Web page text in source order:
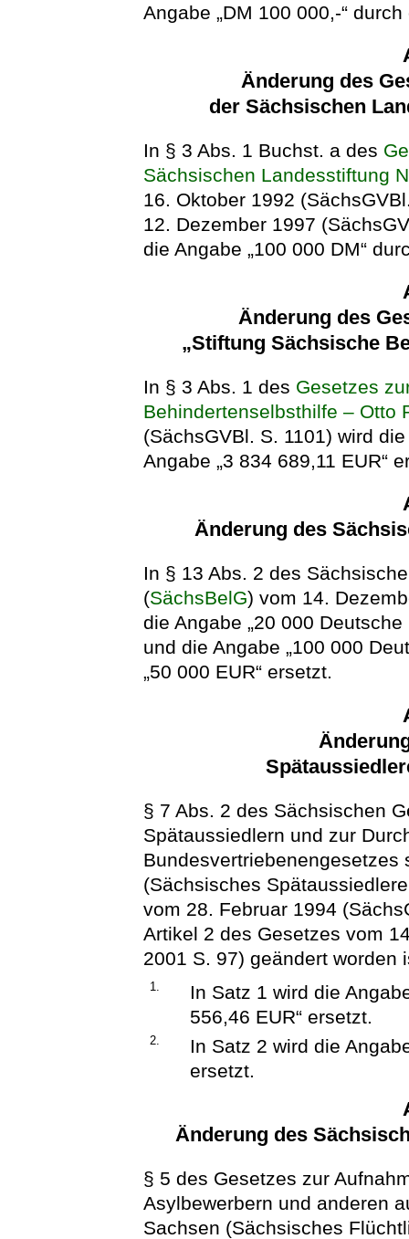
Angabe „DM 100 000,-“
Änderung des
der Sächsischen
In § 3 Abs. 1 Buchst. a des
Sächsischen Landesstiftung
16. Oktober 1992
12. Dezember 1997
die Angabe „100 000 DM“
Änderung des
„Stiftung Sächsische
In § 3 Abs. 1 des Gesetzes
Behindertenselbsthilfe – Otto
(SächsGVBl. S. 1101) wird
Angabe „3 834 689,11 EUR“
Änderung des
In § 13 Abs. 2 des
(SächsBelG) vom 14.
die Angabe „20 000 Deutsche
und die Angabe „100 000
„50 000 EUR“ ersetzt.
§ 7 Abs. 2 des Sächsischen
Spätaussiedlern und zur
Bundesvertriebenengesetzes
(Sächsisches
vom 28. Februar 1994
Artikel 2 des Gesetzes vom
2001 S. 97) geändert worden
1.
In Satz 1 wird die
556,46 EUR“ ersetzt.
2.
In Satz 2 wird die
ersetzt.
Änderung des
§ 5 des Gesetzes zur
Asylbewerbern und anderen
Sachsen (Sächsisches